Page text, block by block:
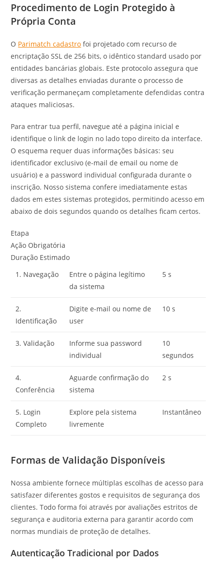
Procedimento de Login Protegido à
Própria Conta
O Parimatch cadastro foi projetado com recurso de
encriptação SSL de 256 bits, o idêntico standard usado por
entidades bancárias globais. Este protocolo assegura que
diversas as detalhes enviadas durante o processo de
verificação permaneçam completamente defendidas contra
ataques maliciosas.
Para entrar tua perfil, navegue até a página inicial e
identifique o link de login no lado topo direito da interface.
O esquema requer duas informações básicas: seu
identificador exclusivo (e-mail de email ou nome de
usuário) e a password individual configurada durante o
inscrição. Nosso sistema confere imediatamente estas
dados em estes sistemas protegidos, permitindo acesso em
abaixo de dois segundos quando os detalhes ficam certos.
Etapa
Ação Obrigatória
Duração Estimado
1. Navegação
Entre o página legítimo
da sistema
5 s
2.
Identificação
Digite e-mail ou nome de
user
10 s
3. Validação
Informe sua password
individual
10
segundos
4.
Conferência
Aguarde confirmação do
sistema
2 s
5. Login
Completo
Explore pela sistema
livremente
Instantâneo
Formas de Validação Disponíveis
Nossa ambiente fornece múltiplas escolhas de acesso para
satisfazer diferentes gostos e requisitos de segurança dos
clientes. Todo forma foi através por avaliações estritos de
segurança e auditoria externa para garantir acordo com
normas mundiais de proteção de detalhes.
Autenticação Tradicional por Dados